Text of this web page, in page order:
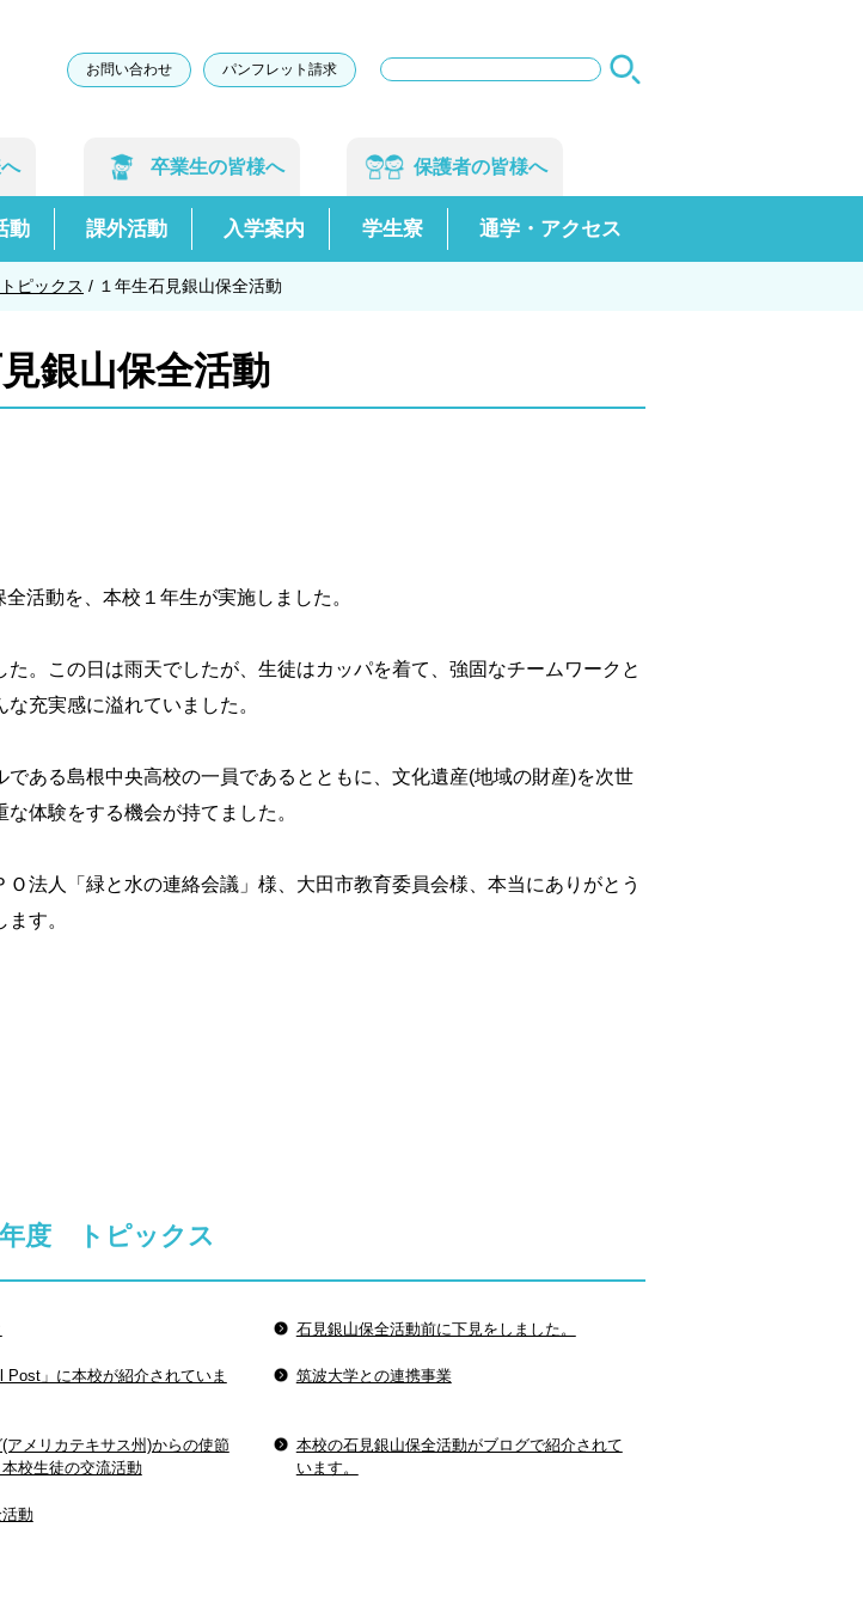
お問い合わせ パンフレット請求
サ
検
卒業生の皆様へ 保護者の皆様へ
動 課外活動 入学案内 学生寮 通学・アクセス
ピックス / １年生石見銀山保全活動
銀山保全活動
活動を、本校１年生が実施しました。
。この日は雨天でしたが、生徒はカッパを着て、強固なチームワークと
充実感に溢れていました。
ある島根中央高校の一員であるとともに、文化遺産(地域の財産)を次世
体験をする機会が持てました。
法人「緑と水の連絡会議」様、大田市教育委員会様、本当にありがとう
ます。
度 トピックス
石見銀山保全活動前に下見をしました。
Post」に本校が紹介されていま
筑波大学との連携事業
アメリカテキサス州)からの使節
校生徒の交流活動
本校の石見銀山保全活動がブログで紹介されて
います。
動